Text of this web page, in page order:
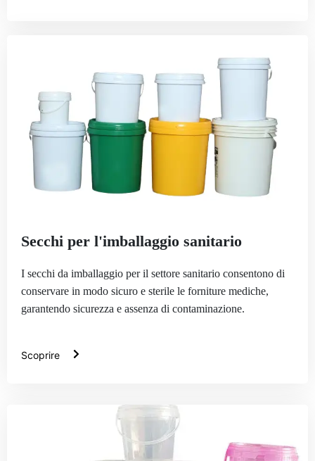
Secchi per l'imballaggio sanitario
I secchi da imballaggio per il settore sanitario consentono di
conservare in modo sicuro e sterile le forniture mediche,
garantendo sicurezza e assenza di contaminazione.
Scoprire